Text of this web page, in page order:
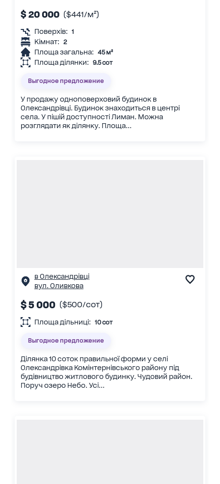
$ 20 000 ($441/м²)
Поверхів: 1
Кімнат: 2
Площа загальна: 45 м²
Площа ділянки: 9.5 сот
Выгодное предложение
У продажу одноповерховий будинок в
Олександрівці. Будинок знаходиться в центрі
села. У пішій доступності Лиман. Можна
розглядати як ділянку. Площа...
в Олександрівці
вул. Оливкова
$ 5 000 ($500/сот)
Площа дільниці: 10 сот
Выгодное предложение
Ділянка 10 соток правильної форми у селі
Олександрівка Комінтернівського району під
будівництво житлового будинку. Чудовий район.
Поруч озеро Небо. Усі...